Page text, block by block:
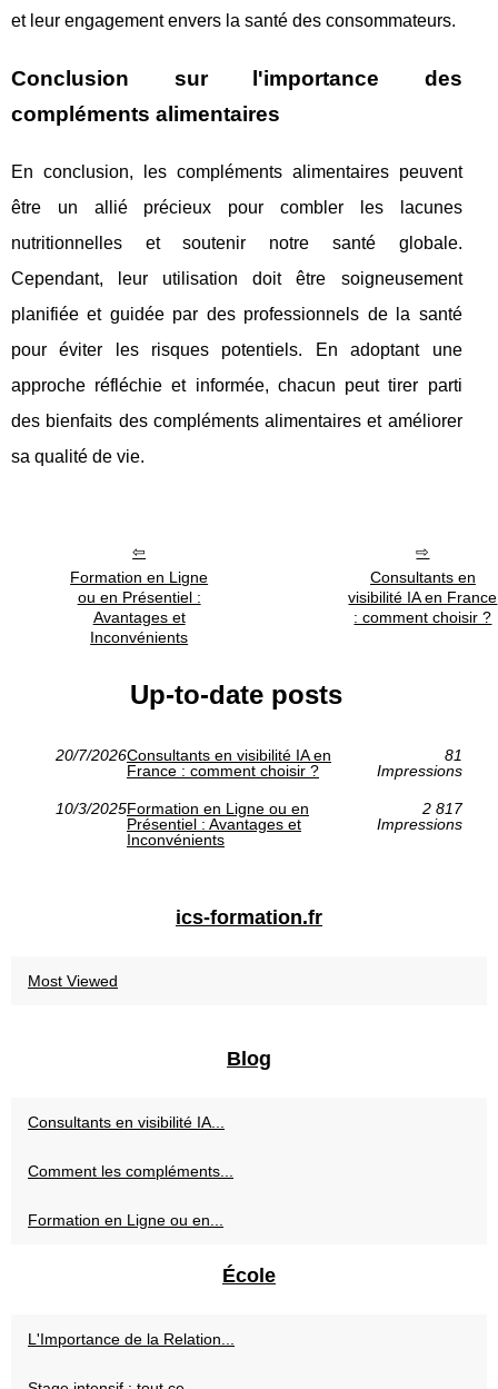
et leur engagement envers la santé des consommateurs.
Conclusion sur l'importance des
compléments alimentaires
En conclusion, les compléments alimentaires peuvent
être un allié précieux pour combler les lacunes
nutritionnelles et soutenir notre santé globale.
Cependant, leur utilisation doit être soigneusement
planifiée et guidée par des professionnels de la santé
pour éviter les risques potentiels. En adoptant une
approche réfléchie et informée, chacun peut tirer parti
des bienfaits des compléments alimentaires et améliorer
sa qualité de vie.
Formation en Ligne
ou en Présentiel :
Avantages et
Inconvénients
Consultants en
visibilité IA en France
: comment choisir ?
Up-to-date posts
20/7/2026Consultants en visibilité IA en
France : comment choisir ?
81
Impressions
10/3/2025Formation en Ligne ou en
Présentiel : Avantages et
Inconvénients
2 817
Impressions
ics-formation.fr
Most Viewed
Blog
Consultants en visibilité IA...
Comment les compléments...
Formation en Ligne ou en...
École
L'Importance de la Relation...